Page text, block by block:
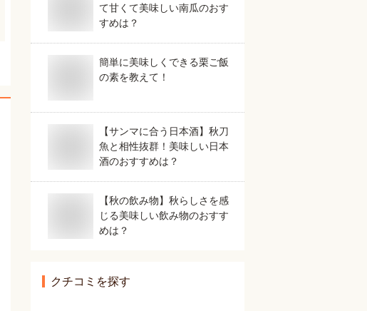
て甘くて美味しい南瓜のおす
すめは？
簡単に美味しくできる栗ご飯
の素を教えて！
【サンマに合う日本酒】秋刀
魚と相性抜群！美味しい日本
酒のおすすめは？
【秋の飲み物】秋らしさを感
じる美味しい飲み物のおすす
めは？
クチコミを探す